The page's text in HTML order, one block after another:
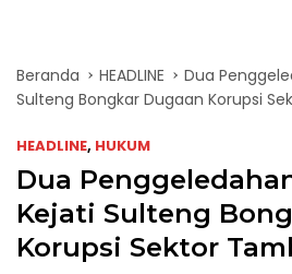
Beranda HEADLINE
Dua
Sulteng Bongkar Dugaan Korupsi
HEADLINE, HUKUM
Dua
Kejati Sulteng
Korupsi Sektor